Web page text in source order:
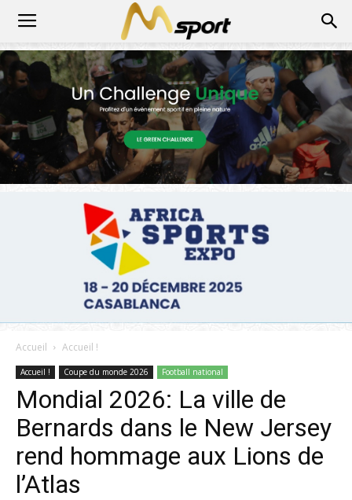
Accueil Accueil !
Accueil ! Coupe du monde 2026 Football national
Mondial 2026: La ville de
Bernards dans le New Jersey
rend hommage aux Lions de
l’Atlas